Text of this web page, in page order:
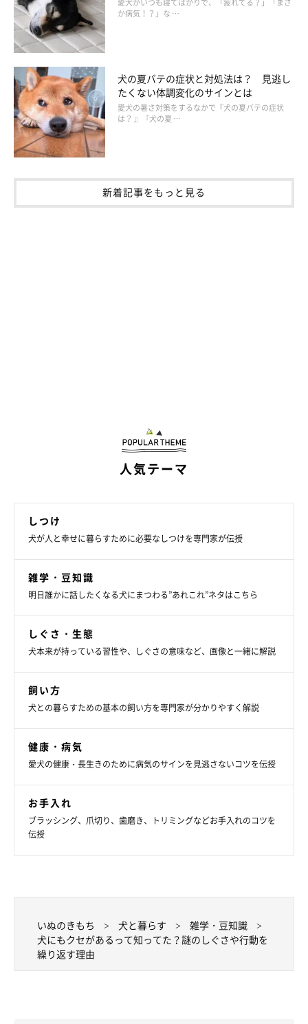
いぬのきもち投稿写真ギャラリー
最後に、クセと勘違いしやすい病気のサインをご紹介します。
頭をブルブル振る
外耳炎など、耳の病気の場合があります。また、自分でストレス
を落ち着かせるためのカーミングシグナルとしても多いしぐさで
お尻をこすりつけて前進する
愛犬がいつも寝てばかりで、「疲れてる？」「まさ
か病気！？」な …
犬の夏バテの症状と対処法は？ 見逃し
たくない体調変化のサインとは
愛犬の暑さ対策をするなかで『犬の夏バテの症状
は？ 』『犬の夏 …
新着記事をもっと見る
人気テーマ
しつけ
犬が人と幸せに暮らすために必要なしつけを専門家が伝授
雑学・豆知識
明日誰かに話したくなる犬にまつわる”あれこれ”ネタはこちら
しぐさ・生態
犬本来が持っている習性や、しぐさの意味など、画像と一緒に解説
飼い方
犬との暮らすための基本の飼い方を専門家が分かりやすく解説
健康・病気
愛犬の健康・長生きのために病気のサインを見逃さないコツを伝授
お手入れ
ブラッシング、爪切り、歯磨き、トリミングなどお手入れのコツを
伝授
いぬのきもち 犬と暮らす
雑学・豆知識
犬にもクセがあるって知ってた？謎のしぐさや行動を
繰り返す理由